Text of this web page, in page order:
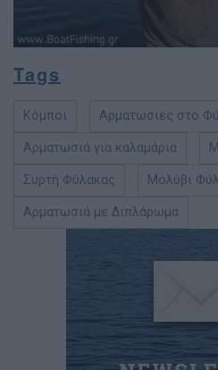
Tags
Κόμποι Αρματωσιές στο
Αρματωσιά για καλαμάρια
Συρτή Φύλακας Μολύβι
Αρματωσιά με Διπλάρωμα